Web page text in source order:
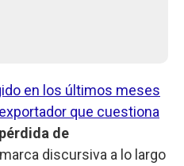
en los últimos meses
que cuestiona
pérdida de
discursiva a lo largo